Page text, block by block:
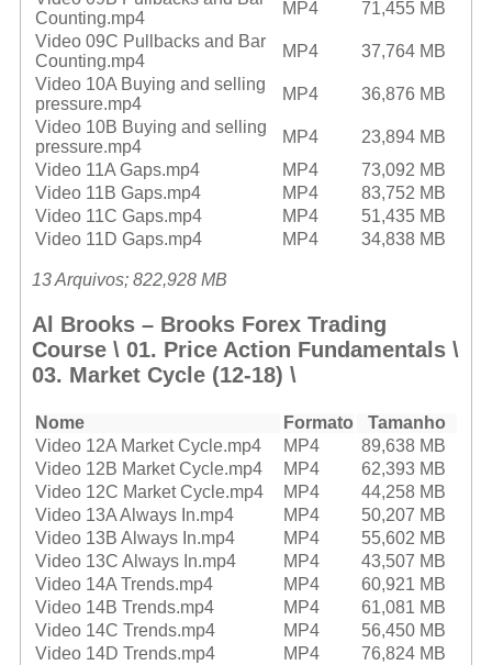
Counting.mp4
MP4
71,455 MB
Video 09C Pullbacks and Bar
Counting.mp4
MP4
37,764 MB
Video 10A Buying and selling
pressure.mp4
MP4
36,876 MB
Video 10B Buying and selling
pressure.mp4
MP4
23,894 MB
Video 11A Gaps.mp4
MP4
73,092 MB
Video 11B Gaps.mp4
MP4
83,752 MB
Video 11C Gaps.mp4
MP4
51,435 MB
Video 11D Gaps.mp4
MP4 34,838 MB
13 Arquivos; 822,928 MB
Al Brooks – Brooks Forex Trading
Course \ 01. Price Action Fundamentals \
03. Market Cycle (12-18) \
Nome Formato
Tamanho
Video 12A Market Cycle.mp4
MP4
89,638 MB
Video 12B Market Cycle.mp4
MP4
62,393 MB
Video 12C Market Cycle.mp4
MP4
44,258 MB
Video 13A Always In.mp4
MP4
50,207 MB
Video 13B Always In.mp4
MP4
55,602 MB
Video 13C Always In.mp4
MP4
43,507 MB
Video 14A Trends.mp4
MP4
60,921 MB
Video 14B Trends.mp4
MP4
61,081 MB
Video 14C Trends.mp4
MP4
56,450 MB
Video 14D Trends.mp4
MP4
76,824 MB